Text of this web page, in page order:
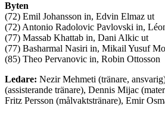
Byten
(72) Emil Johansson in, Edvin Elmaz ut
(72) Antonio Radolovic Pavlovski in,
(77) Massab Khattab in, Dani Alkic ut
(77) Basharmal Nasiri in, Mikail Yusuf
(85) Theo Pervanovic in, Robin Ottosson
Ledare: Nezir Mehmeti (tränare,
(assisterande tränare), Dennis Mijac
Fritz Persson (målvaktstränare), Emir